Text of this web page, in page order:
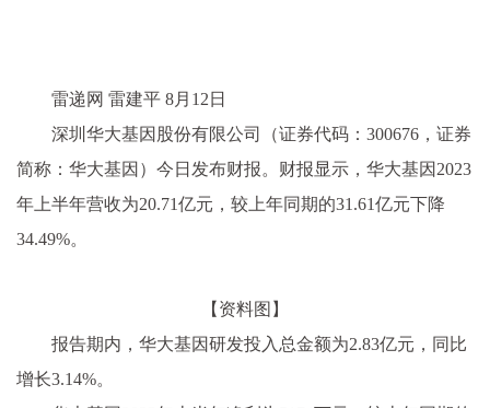
雷递网 雷建平 8月12日
深圳华大基因股份有限公司（证券代码：300676，证券
简称：华大基因）今日发布财报。财报显示，华大基因2023
年上半年营收为20.71亿元，较上年同期的31.61亿元下降
34.49%。
【资料图】
报告期内，华大基因研发投入总金额为2.83亿元，同比
增长3.14%。